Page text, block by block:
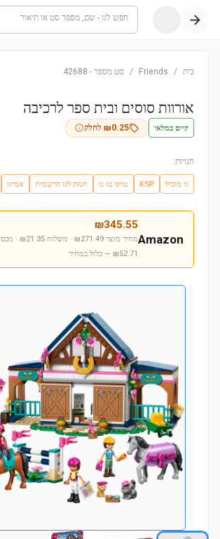
חפש לגו - שם, מספר סט או תיאור
בית /
Friends
/ סט מספר -
42688
אורוות סוסים ובית ספר לרכיבה
קיים במלאי ₪0.25 לחלק
חנויות:
גו מוביל KSP טויס טו גו חנות לגו הרשמית אמיגו
Amazon
₪345.55
מחיר מוצר ₪271.49 · משלוח ₪21.35 · מכס
₪52.71 — כלול במחיר